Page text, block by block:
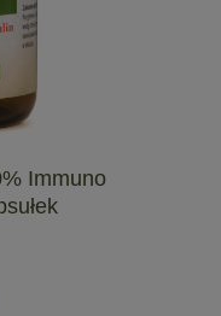
Immuno